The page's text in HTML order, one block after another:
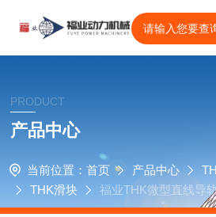
PRODUCT
产品中心
当前位置： 首页 产品中心
THK滑块
福业THK微型直线导
道型SRS9WM